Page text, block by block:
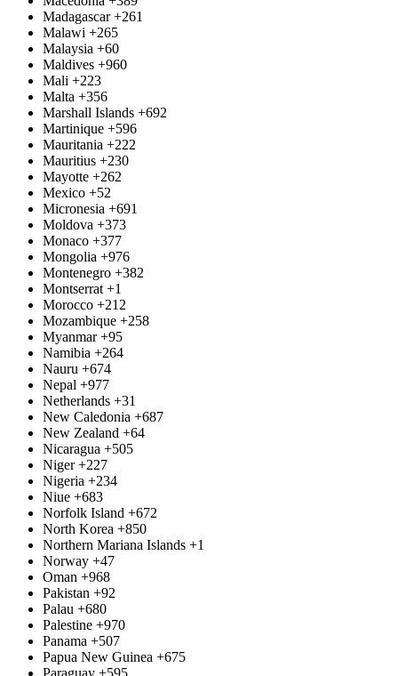
Madagascar +261
Malawi +265
Malaysia +60
Maldives +960
Mali +223
Malta +356
Marshall Islands +692
Martinique +596
Mauritania +222
Mauritius +230
Mayotte +262
Mexico +52
Micronesia +691
Moldova +373
Monaco +377
Mongolia +976
Montenegro +382
Montserrat +1
Morocco +212
Mozambique +258
Myanmar +95
Namibia +264
Nauru +674
Nepal +977
Netherlands +31
New Caledonia +687
New Zealand +64
Nicaragua +505
Niger +227
Nigeria +234
Niue +683
Norfolk Island +672
North Korea +850
Northern Mariana Islands +1
Norway +47
Oman +968
Pakistan +92
Palau +680
Palestine +970
Panama +507
Papua New Guinea +675
Paraguay +595